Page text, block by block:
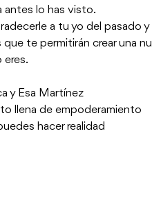
lo has visto.
a tu yo del pasado
te permitirán crear una
eres.
y Esa Martínez
llena de empoderamiento
hacer realidad